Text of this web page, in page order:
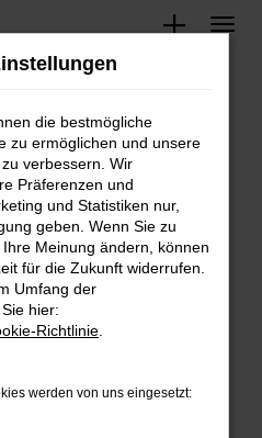
Error
aufgetreten.
die dir helfen können:
und deine
zum Beispiel
die bestmögliche
zu ermöglichen und unsere
verbessern. Wir
Präferenzen und
und Statistiken nur,
geben. Wenn Sie zu
Meinung ändern, können
für die Zukunft widerrufen.
Umfang der
hier:
Richtlinie
werden von uns eingesetzt: